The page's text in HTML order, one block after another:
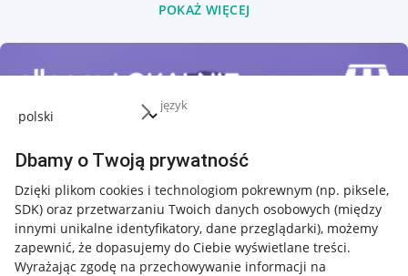
język
Dbamy o Twoją prywatność
Dzięki plikom cookies i technologiom pokrewnym (np. piksele,
SDK) oraz przetwarzaniu Twoich danych osobowych (między
innymi unikalne identyfikatory, dane przeglądarki), możemy
zapewnić, że dopasujemy do Ciebie wyświetlane treści.
Wyrażając zgodę na przechowywanie informacji na
POKAŻ WIĘCEJ